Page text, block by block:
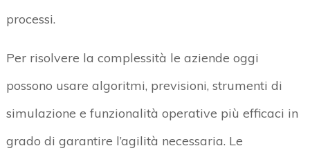
processi.
Per risolvere la complessità le aziende oggi
possono usare algoritmi, previsioni, strumenti di
simulazione e funzionalità operative più efficaci in
grado di garantire l’agilità necessaria. Le